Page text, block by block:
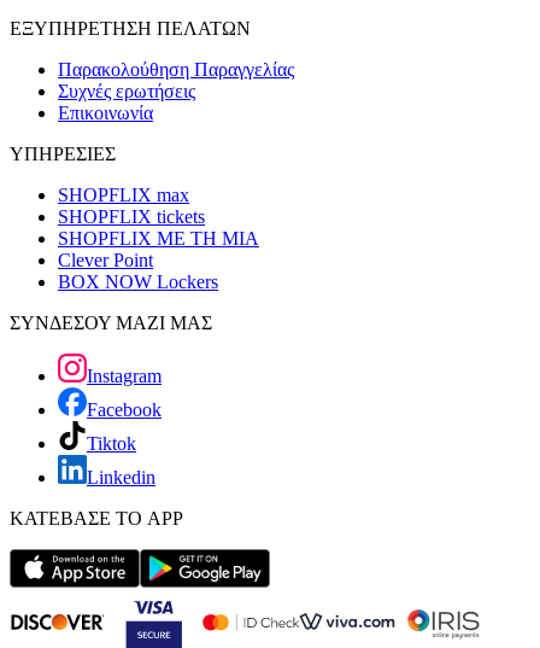
ΕΞΥΠΗΡΕΤΗΣΗ ΠΕΛΑΤΩΝ
Παρακολούθηση Παραγγελίας
Συχνές ερωτήσεις
Επικοινωνία
ΥΠΗΡΕΣΙΕΣ
SHOPFLIX max
SHOPFLIX tickets
SHOPFLIX ΜΕ ΤΗ ΜΙΑ
Clever Point
BOX NOW Lockers
ΣΥΝΔΕΣΟΥ ΜΑΖΙ ΜΑΣ
Instagram
Facebook
Tiktok
Linkedin
ΚΑΤΕΒΑΣΕ ΤΟ APP